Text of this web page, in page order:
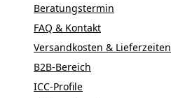
Beratungstermin
FAQ & Kontakt
Versandkosten & Lieferzeiten
B2B-Bereich
ICC-Profile